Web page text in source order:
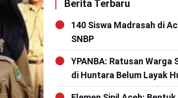
Berita Terbaru
140 Siswa Madrasah di
SNBP
YPANBA: Ratusan Warga
di Huntara Belum Layak